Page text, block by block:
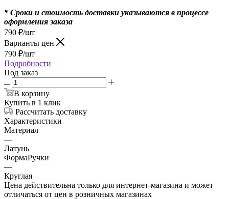
* Сроки и стоимость доставки указываются в процессе
оформления заказа
790 ₽/шт
Варианты цен
790 ₽/шт
Подробности
Под заказ
В корзину
Купить в 1 клик
Рассчитать доставку
Характеристики
Материал
—
Латунь
ФормаРучки
—
Круглая
Цена действительна только для интернет-магазина и может
отличаться от цен в розничных магазинах